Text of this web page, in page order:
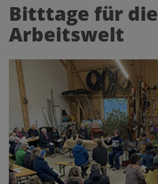
A A A A A
Bitttage für die
Arbeitswelt